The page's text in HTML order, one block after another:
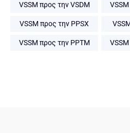
VSSM προς την VSDM
VSSM προς την PPSX
VSSM προς την PPTM